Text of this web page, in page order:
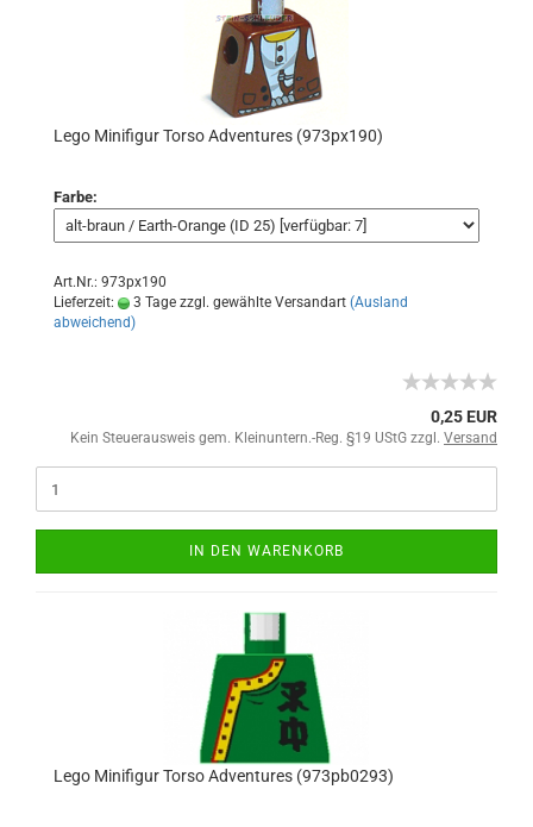
Lego Minifigur Torso Adventures (973px190)
Farbe:
Art.Nr.: 973px190
Lieferzeit:
3 Tage zzgl. gewählte Versandart (Ausland
abweichend)
0,25 EUR
Kein Steuerausweis gem. Kleinuntern.-Reg. §19 UStG zzgl. Versand
IN DEN WARENKORB
Lego Minifigur Torso Adventures (973pb0293)